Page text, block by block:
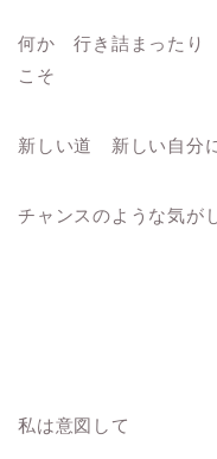
何か 行き詰まったり
こそ
新しい道 新しい自分
チャンスのような気が
私は意図して